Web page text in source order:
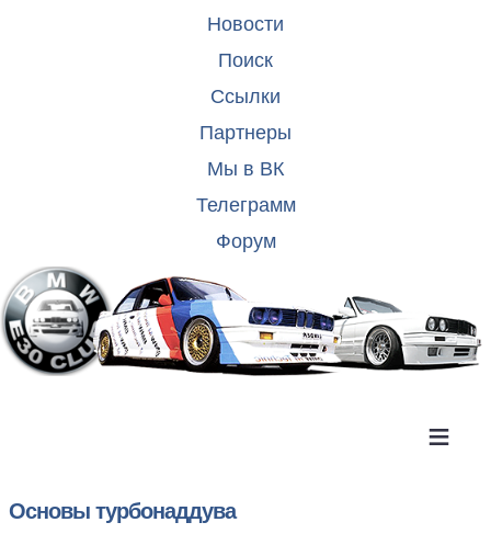
Новости
Поиск
Ссылки
Партнеры
Мы в ВК
Телеграмм
Форум
Основы турбонаддува